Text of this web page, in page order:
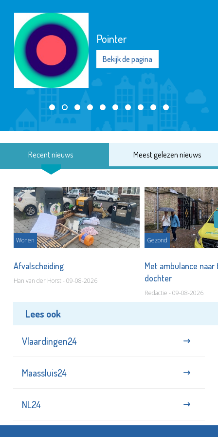
Pointer
Bekijk de pagina
Recent nieuws Meest gelezen nieuws
Wonen
Afvalscheiding
Han van der Horst - 09-08-2026
Gezond
Met ambulance
dochter
Redactie - 09-08-2026
Lees ook
Vlaardingen24
Maassluis24
NL24